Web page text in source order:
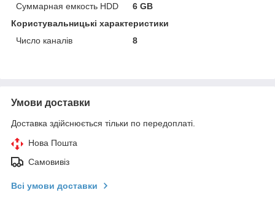
Суммарная емкость HDD
6 GB
Користувальницькі характеристики
Число каналів
8
Умови доставки
Доставка здійснюється тільки по передоплаті.
Нова Пошта
Самовивіз
Всі умови доставки